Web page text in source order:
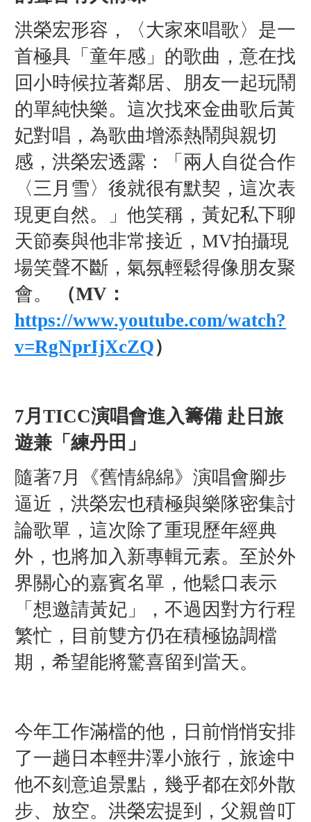
洪榮宏形容，〈大家來唱歌〉是一
首極具「童年感」的歌曲，意在找
回小時候拉著鄰居、朋友一起玩鬧
的單純快樂。這次找來金曲歌后黃
妃對唱，為歌曲增添熱鬧與親切
感，洪榮宏透露：「兩人自從合作
〈三月雪〉後就很有默契，這次表
現更自然。」他笑稱，黃妃私下聊
天節奏與他非常接近，MV拍攝現
場笑聲不斷，氣氛輕鬆得像朋友聚
會。
（MV：
https://www.youtube.com/watch?
v=RgNprIjXcZQ）
7月TICC演唱會進入籌備 赴日旅
遊兼「練丹田」
隨著7月《舊情綿綿》演唱會腳步
逼近，洪榮宏也積極與樂隊密集討
論歌單，這次除了重現歷年經典
外，也將加入新專輯元素。至於外
界關心的嘉賓名單，他鬆口表示
「想邀請黃妃」，不過因對方行程
繁忙，目前雙方仍在積極協調檔
期，希望能將驚喜留到當天。
今年工作滿檔的他，日前悄悄安排
了一趟日本輕井澤小旅行，旅途中
他不刻意追景點，幾乎都在郊外散
步、放空。洪榮宏提到，父親曾叮